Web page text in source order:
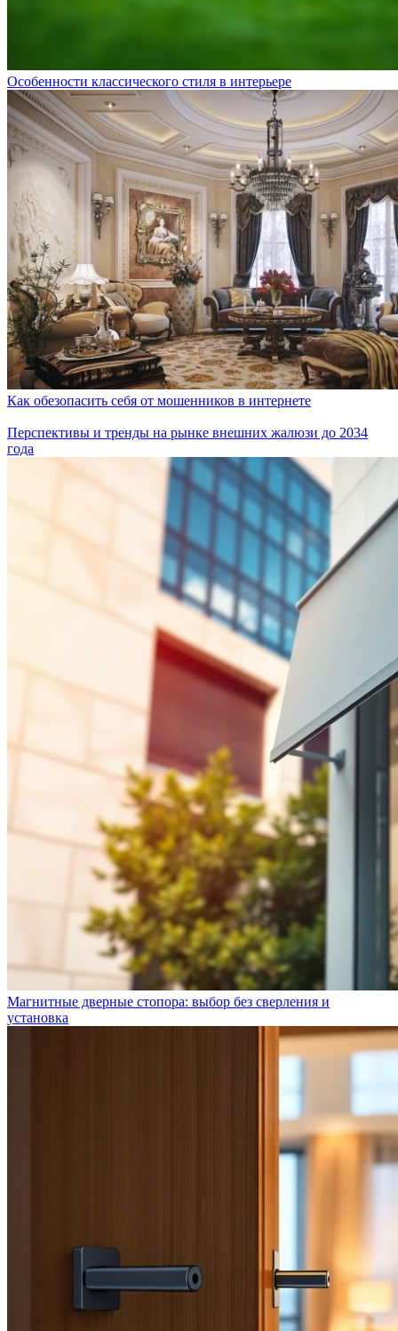
Особенности классического стиля в интерьере
Как обезопасить себя от мошенников в интернете
Перспективы и тренды на рынке внешних жалюзи до 2034
года
Магнитные дверные стопора: выбор без сверления и
установка